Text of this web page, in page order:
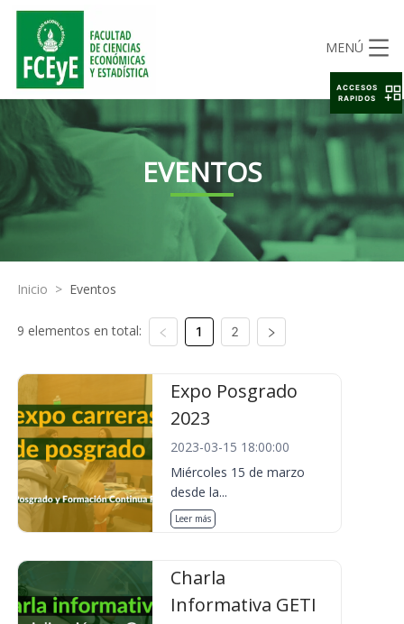
MENÚ
EVENTOS
Inicio > Eventos
9 elementos en total: 1 2
Expo Posgrado
2023
2023-03-15 18:00:00
Miércoles 15 de marzo
desde la...
Leer más
Charla
Informativa GETI
ACCESOS
RAPIDOS